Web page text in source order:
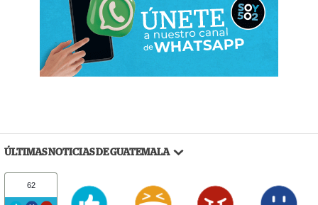
ÚLTIMAS NOTICIAS DE GUATEMALA
62